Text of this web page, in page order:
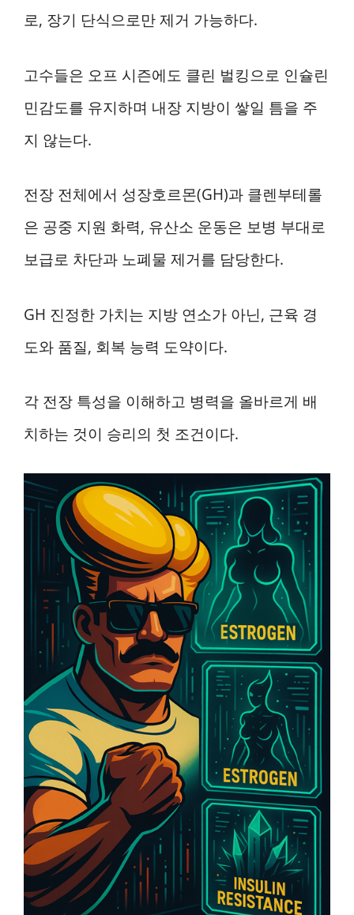
로, 장기 단식으로만 제거 가능하다.
고수들은 오프 시즌에도 클린 벌킹으로 인슐린
민감도를 유지하며 내장 지방이 쌓일 틈을 주
지 않는다.
전장 전체에서 성장호르몬(GH)과 클렌부테롤
은 공중 지원 화력, 유산소 운동은 보병 부대로
보급로 차단과 노폐물 제거를 담당한다.
GH 진정한 가치는 지방 연소가 아닌, 근육 경
도와 품질, 회복 능력 도약이다.
각 전장 특성을 이해하고 병력을 올바르게 배
치하는 것이 승리의 첫 조건이다.